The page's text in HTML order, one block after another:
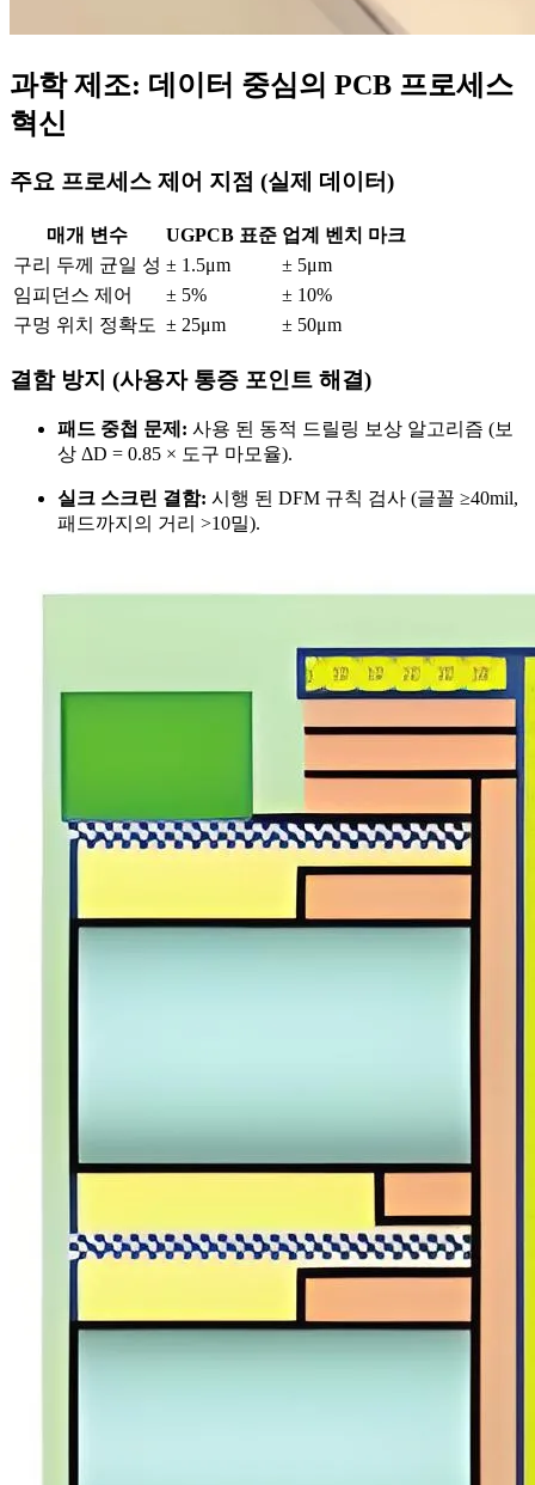
과학 제조: 데이터 중심의 PCB 프로세스
혁신
주요 프로세스 제어 지점 (실제 데이터)
매개 변수 UGPCB 표준 업계 벤치 마크
구리 두께 균일 성 ± 1.5μm
± 5μm
임피던스 제어
± 5%
± 10%
구멍 위치 정확도 ± 25μm ± 50μm
결함 방지 (사용자 통증 포인트 해결)
패드 중첩 문제: 사용 된 동적 드릴링 보상 알고리즘 (보
상 ΔD = 0.85 × 도구 마모율).
실크 스크린 결함: 시행 된 DFM 규칙 검사 (글꼴 ≥40mil,
패드까지의 거리 >10밀).